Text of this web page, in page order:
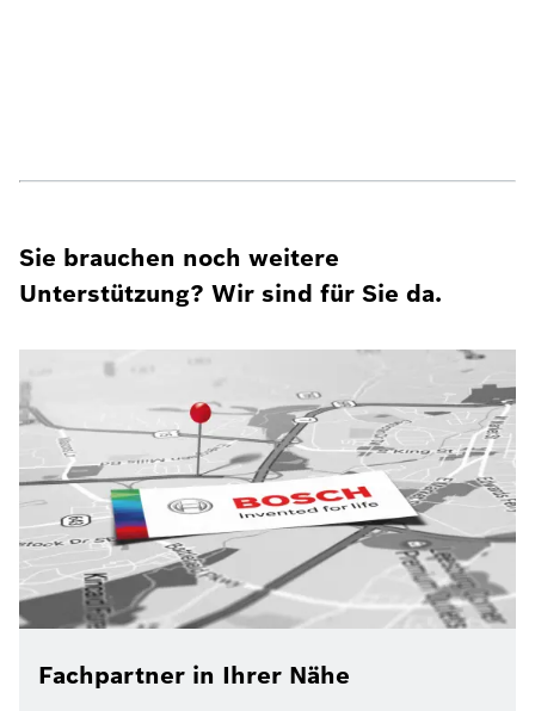
Sie brauchen noch weitere
Unterstützung? Wir sind für Sie da.
Fachpartner in Ihrer Nähe